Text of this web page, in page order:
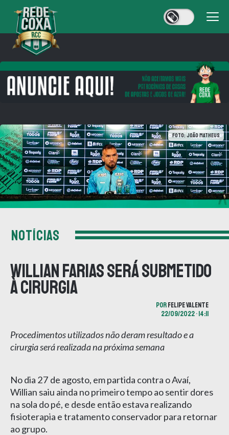
Foto: João Matheus
NOTÍCIAS
Willian Farias será submetido
à cirurgia
PORFELIPE VALENTE
22/09/2022 • 14:11
Procedimentos utilizados não deram resultado e a
cirurgia será realizada na próxima semana
No dia 27 de agosto, em partida contra o Avaí,
Willian saiu ainda no primeiro tempo ao sentir dores
na sola do pé, e desde então estava realizando
fisioterapia e tratamento conservador para retornar
ao grupo.